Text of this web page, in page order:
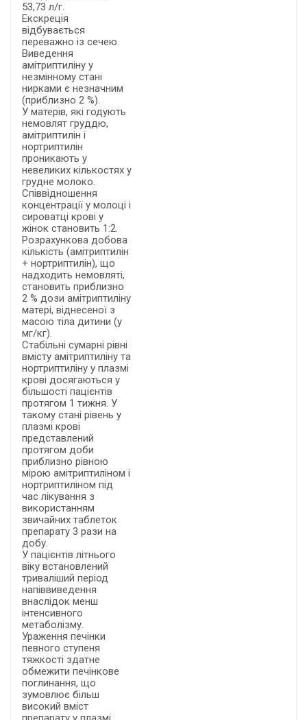
53,73 л/г.
Екскреція
відбувається
переважно із сечею.
Виведення
амітриптиліну у
незмінному стані
нирками є незначним
(приблизно 2 %).
У матерів, які годують
немовлят груддю,
амітриптилін і
нортриптилін
проникають у
невеликих кількостях у
грудне молоко.
Співвідношення
концентрації у молоці і
сироватці крові у
жінок становить 1:2.
Розрахункова добова
кількість (амітриптилін
+ нортриптилін), що
надходить немовляті,
становить приблизно
2 % дози амітриптиліну
матері, віднесеної з
масою тіла дитини (у
мг/кг).
Стабільні сумарні рівні
вмісту амітриптиліну та
нортриптиліну у плазмі
крові досягаються у
більшості пацієнтів
протягом 1 тижня. У
такому стані рівень у
плазмі крові
представлений
протягом доби
приблизно рівною
мірою амітриптиліном і
нортриптиліном під
час лікування з
використанням
звичайних таблеток
препарату 3 рази на
добу.
У пацієнтів літнього
віку встановлений
триваліший період
напіввиведення
внаслідок менш
інтенсивного
метаболізму.
Ураження печінки
певного ступеня
тяжкості здатне
обмежити печінкове
поглинання, що
зумовлює більш
високий вміст